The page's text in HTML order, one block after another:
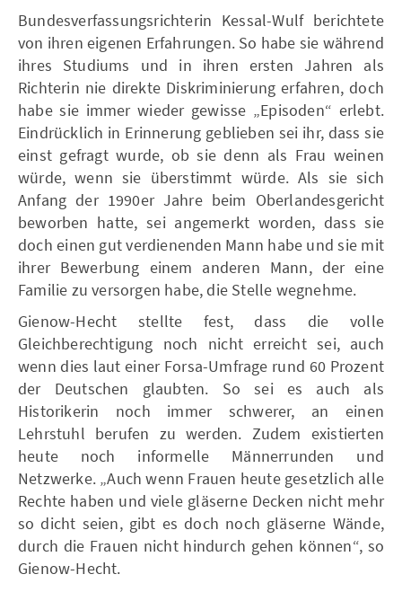
Bundesverfassungsrichterin Kessal-Wulf berichtete
von ihren eigenen Erfahrungen. So habe sie während
ihres Studiums und in ihren ersten Jahren als
Richterin nie direkte Diskriminierung erfahren, doch
habe sie immer wieder gewisse „Episoden“ erlebt.
Eindrücklich in Erinnerung geblieben sei ihr, dass sie
einst gefragt wurde, ob sie denn als Frau weinen
würde, wenn sie überstimmt würde. Als sie sich
Anfang der 1990er Jahre beim Oberlandesgericht
beworben hatte, sei angemerkt worden, dass sie
doch einen gut verdienenden Mann habe und sie mit
ihrer Bewerbung einem anderen Mann, der eine
Familie zu versorgen habe, die Stelle wegnehme.
Gienow-Hecht stellte fest, dass die volle
Gleichberechtigung noch nicht erreicht sei, auch
wenn dies laut einer Forsa-Umfrage rund 60 Prozent
der Deutschen glaubten. So sei es auch als
Historikerin noch immer schwerer, an einen
Lehrstuhl berufen zu werden. Zudem existierten
heute noch informelle Männerrunden und
Netzwerke. „Auch wenn Frauen heute gesetzlich alle
Rechte haben und viele gläserne Decken nicht mehr
so dicht seien, gibt es doch noch gläserne Wände,
durch die Frauen nicht hindurch gehen können“, so
Gienow-Hecht.